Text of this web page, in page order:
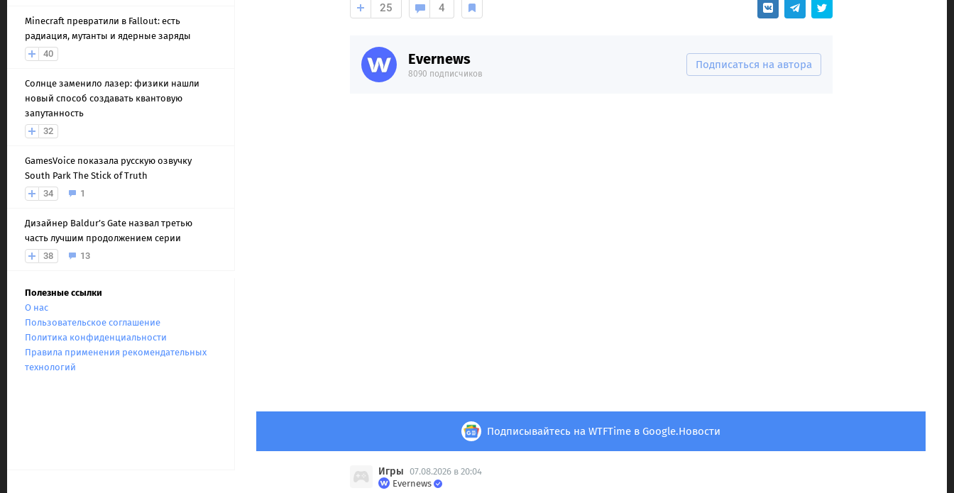
Minecraft превратили в Fallout: есть
радиация, мутанты и ядерные заряды
40
Солнце заменило лазер: физики нашли
новый способ создавать квантовую
запутанность
32
GamesVoice показала русскую озвучку
South Park The Stick of Truth
34
1
Дизайнер Baldur’s Gate назвал третью
часть лучшим продолжением серии
38
13
Полезные ссылки
О нас
Пользовательское соглашение
Политика конфиденциальности
Правила применения рекомендательных
технологий
25 4
Evernews
8090 подписчиков
Подписаться на автора
Подписывайтесь на WTFTime в Google.Новости
Игры 07.08.2026 в 20:04
Evernews